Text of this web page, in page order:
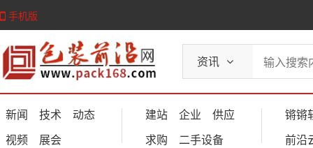
手机版
资讯
新闻 技术
动态
视频
展会
建站 企业
供应
求购
二手设备
锵锵
前沿